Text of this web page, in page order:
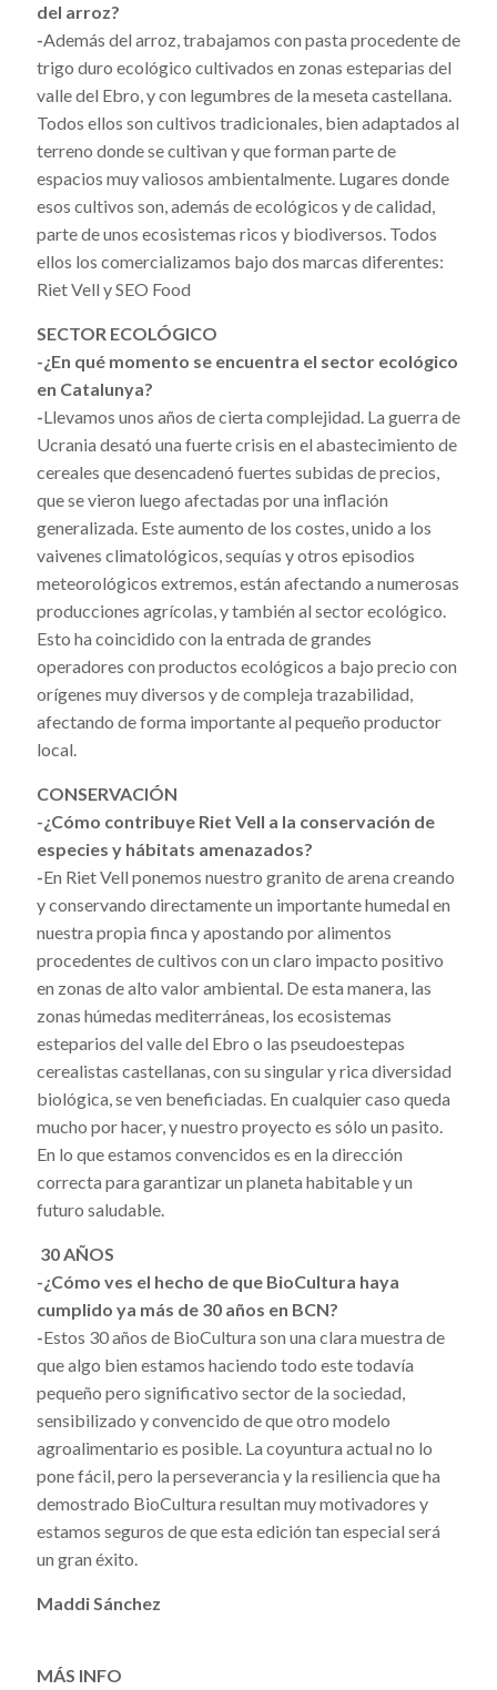
del arroz?
-Además del arroz, trabajamos con pasta procedente de
trigo duro ecológico cultivados en zonas esteparias del
valle del Ebro, y con legumbres de la meseta castellana.
Todos ellos son cultivos tradicionales, bien adaptados al
terreno donde se cultivan y que forman parte de
espacios muy valiosos ambientalmente. Lugares donde
esos cultivos son, además de ecológicos y de calidad,
parte de unos ecosistemas ricos y biodiversos. Todos
ellos los comercializamos bajo dos marcas diferentes:
Riet Vell y SEO Food
SECTOR ECOLÓGICO
-¿En qué momento se encuentra el sector ecológico
en Catalunya?
-Llevamos unos años de cierta complejidad. La guerra de
Ucrania desató una fuerte crisis en el abastecimiento de
cereales que desencadenó fuertes subidas de precios,
que se vieron luego afectadas por una inflación
generalizada. Este aumento de los costes, unido a los
vaivenes climatológicos, sequías y otros episodios
meteorológicos extremos, están afectando a numerosas
producciones agrícolas, y también al sector ecológico.
Esto ha coincidido con la entrada de grandes
operadores con productos ecológicos a bajo precio con
orígenes muy diversos y de compleja trazabilidad,
afectando de forma importante al pequeño productor
local.
CONSERVACIÓN
-¿Cómo contribuye Riet Vell a la conservación de
especies y hábitats amenazados?
-En Riet Vell ponemos nuestro granito de arena creando
y conservando directamente un importante humedal en
nuestra propia finca y apostando por alimentos
procedentes de cultivos con un claro impacto positivo
en zonas de alto valor ambiental. De esta manera, las
zonas húmedas mediterráneas, los ecosistemas
esteparios del valle del Ebro o las pseudoestepas
cerealistas castellanas, con su singular y rica diversidad
biológica, se ven beneficiadas. En cualquier caso queda
mucho por hacer, y nuestro proyecto es sólo un pasito.
En lo que estamos convencidos es en la dirección
correcta para garantizar un planeta habitable y un
futuro saludable.
30 AÑOS
-¿Cómo ves el hecho de que BioCultura haya
cumplido ya más de 30 años en BCN?
-Estos 30 años de BioCultura son una clara muestra de
que algo bien estamos haciendo todo este todavía
pequeño pero significativo sector de la sociedad,
sensibilizado y convencido de que otro modelo
agroalimentario es posible. La coyuntura actual no lo
pone fácil, pero la perseverancia y la resiliencia que ha
demostrado BioCultura resultan muy motivadores y
estamos seguros de que esta edición tan especial será
un gran éxito.
Maddi Sánchez
MÁS INFO